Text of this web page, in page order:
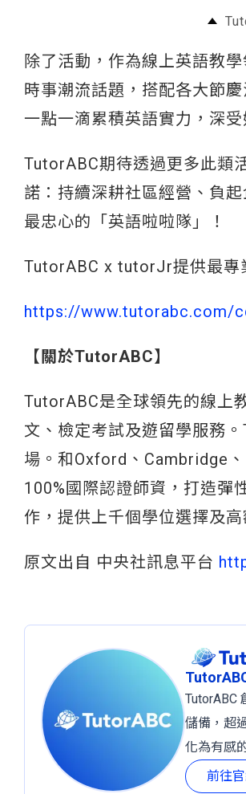
除了活動，作為線上英語教
時事潮流話題，搭配各大節
一點一滴累積英語實力，深受
TutorABC期待透過更多此類
諾：持續深耕社區經營、負
最忠心的「英語啦啦隊」！
TutorABC x tutorJr提供最專
https://www.tutorabc.com/
【關於TutorABC】
TutorABC是全球領先的線上
文、檢定考試及遊留學服務
場。和Oxford、Cambridge
100%國際認證師資，打造彈
作，提供上千個學位選擇及
原文出自 中央社訊息平台
TutorABC
儲備，超
化為有感
前往